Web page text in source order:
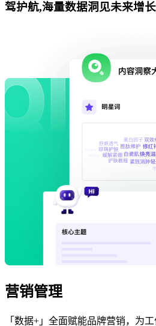
驾护航,海量数据洞见未来增长
营销管理
「数据+」全面赋能品牌营销，为